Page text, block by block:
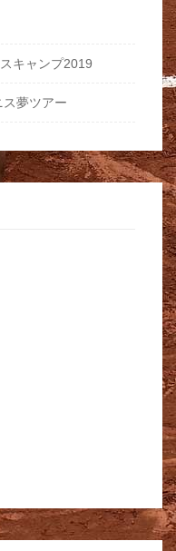
キャンプ2019
夢ツアー